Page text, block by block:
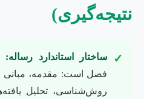
نتیجه‌گیری)
✓ ساختار استاندارد رساله:
فصل است: مقدمه، مبانی
روش‌شناسی، تحلیل